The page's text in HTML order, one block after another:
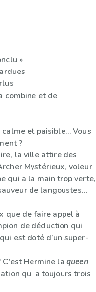
»
combine et de
et paisible… Vous
?
la ville attire des
Mystérieux, voleur
qui a la main trop verte,
de langoustes…
que de faire appel à
de déduction qui
est doté d’un super-
Hermine la queen
qui a toujours trois